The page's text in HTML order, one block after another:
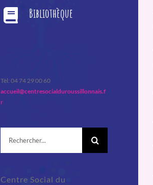
Bibliothèque
Tèl: 04 74 29 00 60
accueil@centresocialduroussillonnais.f
r
Centre Social du